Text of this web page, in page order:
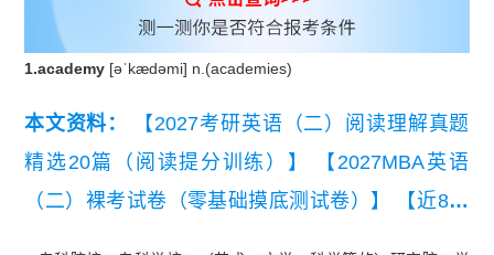
1.academy [əˈkædəmi] n.(academies)
本文资料：
【2027考研英语（二）阅读理解真题
精选20篇（阅读提分训练）】
【2027MBA英语
（二）裸考试卷（零基础摸底测试卷）】
【近8年